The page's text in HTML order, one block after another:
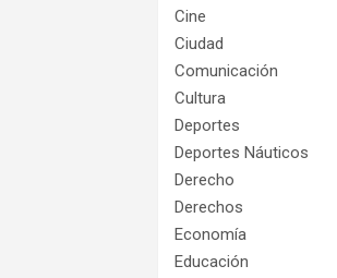
Cine
Ciudad
Comunicación
Cultura
Deportes
Deportes Náuticos
Derecho
Derechos
Economía
Educación